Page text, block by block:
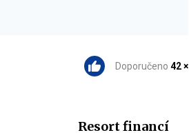
Doporučeno 42 ×
Resort financí